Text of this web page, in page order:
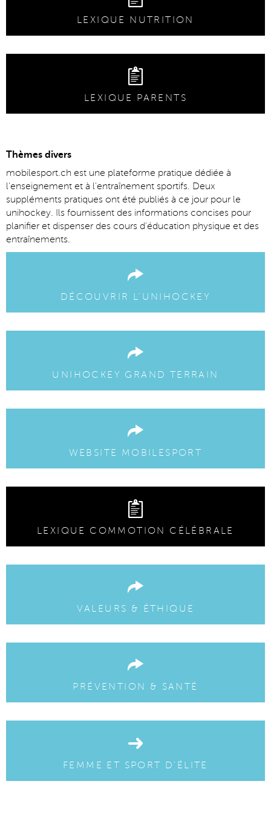
LEXIQUE NUTRITION
LEXIQUE PARENTS
Thèmes divers
mobilesport.ch est une plateforme pratique dédiée à
l'enseignement et à l'entraînement sportifs. Deux
suppléments pratiques ont été publiés à ce jour pour le
unihockey. Ils fournissent des informations concises pour
planifier et dispenser des cours d'éducation physique et des
entraînements.
DÉCOUVRIR L'UNIHOCKEY
UNIHOCKEY GRAND TERRAIN
WEBSITE MOBILESPORT
LEXIQUE COMMOTION CÉLÉBRALE
VALEURS & ÉTHIQUE
PRÉVENTION & SANTÉ
FEMME ET SPORT D'ÉLITE